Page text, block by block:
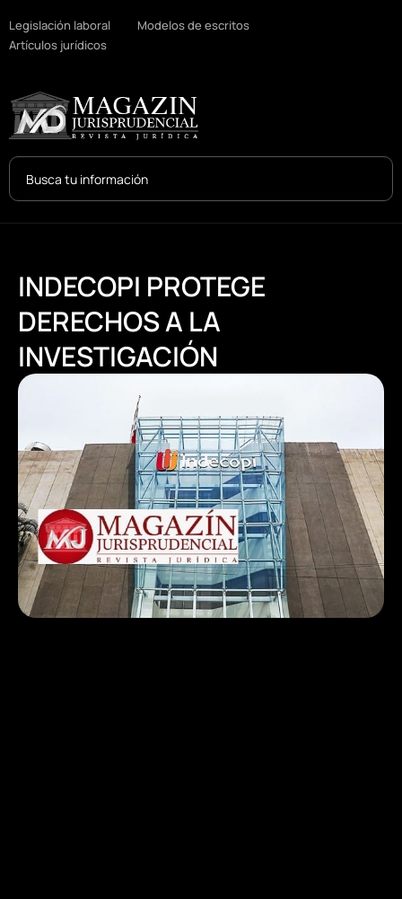
Legislación laboral
Modelos de escritos
Artículos jurídicos
Search
INDECOPI PROTEGE
DERECHOS A LA
INVESTIGACIÓN